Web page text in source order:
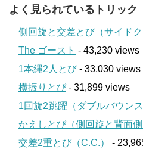
よく見られているトリック
側回旋と交差とび（サイドク
The ゴースト - 43,230 views
1本縄2人とび- 33,030 views
横振りとび- 31,899 views
1回旋2跳躍（ダブルバウンス
かえしとび（側回旋と背面側
交差2重とび（C.C.）
-